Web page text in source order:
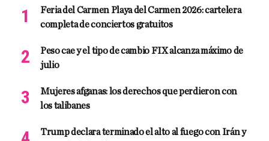
Feria del Carmen Playa del Carmen 2026: cartelera
completa de conciertos gratuitos
Peso cae y el tipo de cambio FIX alcanza máximo de
julio
Mujeres afganas: los derechos que perdieron con
los talibanes
Trump declara terminado el alto al fuego con Irán y